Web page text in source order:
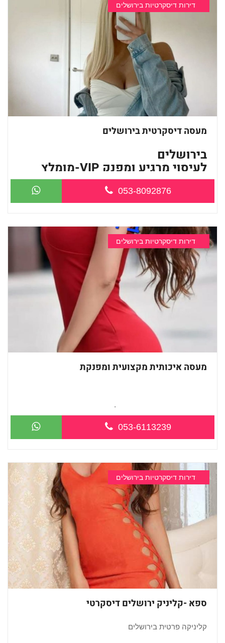
דירות דיסקרטיות בירושלים
מעסה דיסקרטית בירושלים
בירושלים
לעיסוי מרגיע ומפנק VIP-מומלץ
לח...
053-8092876
דירות דיסקרטיות בירושלים
מעסה איכותית מקצועית ומפנקת
מעסה מהממת חדשה בירושלים מפנקת אותך ב...
053-6113239
דירות דיסקרטיות בירושלים
ספא -קליניק ירושלים דיסקרטי
קליניקה פרטית בירושלים